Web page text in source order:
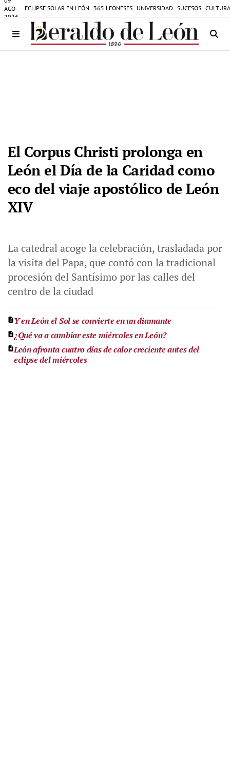
AGO
2026
ECLIPSE SOLAR EN LEÓN 365 LEONESES UNIVERSIDAD SUCESOS
El Corpus Christi prolonga en
León el Día de la Caridad como
eco del viaje apostólico de León
XIV
La catedral acoge la celebración, trasladada por
la visita del Papa, que contó con la tradicional
procesión del Santísimo por las calles del
centro de la ciudad
Y en León el Sol se convierte en un diamante
¿Qué va a cambiar este miércoles en León?
León afronta cuatro días de calor creciente antes del
eclipse del miércoles